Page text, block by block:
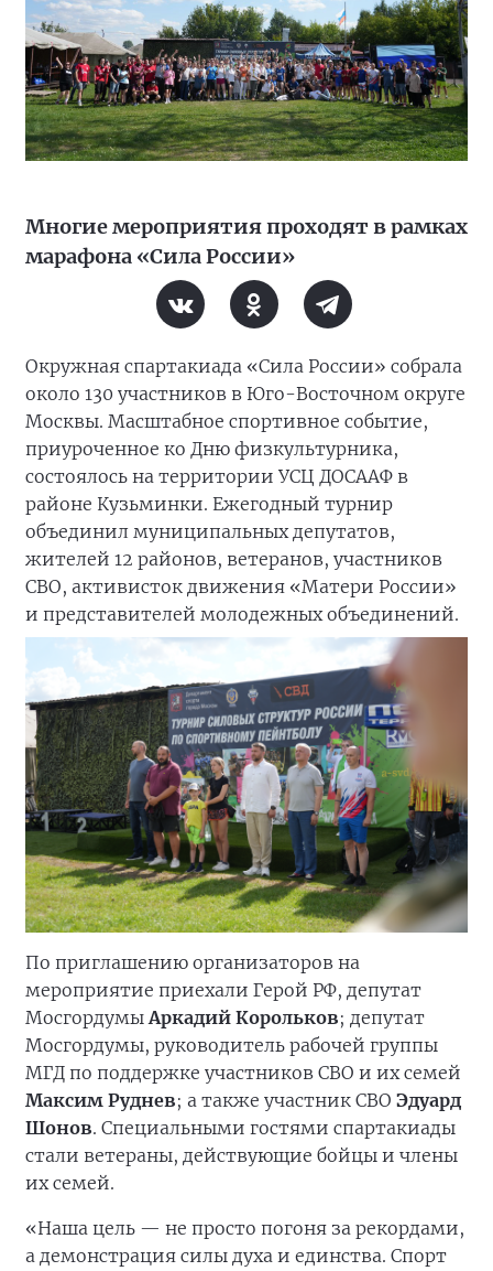
Многие мероприятия проходят в рамках
марафона «Сила России»
Окружная спартакиада «Сила России» собрала
около 130 участников в Юго-Восточном округе
Москвы. Масштабное спортивное событие,
приуроченное ко Дню физкультурника,
состоялось на территории УСЦ ДОСААФ в
районе Кузьминки. Ежегодный турнир
объединил муниципальных депутатов,
жителей 12 районов, ветеранов, участников
СВО, активисток движения «Матери России»
и представителей молодежных объединений.
По приглашению организаторов на
мероприятие приехали Герой РФ, депутат
МосгордумыАркадий Корольков; депутат
Мосгордумы, руководитель рабочей группы
МГД по поддержке участников СВО и их семей
Максим Руднев; а также участник СВО Эдуард
Шонов. Специальными гостями спартакиады
стали ветераны, действующие бойцы и члены
их семей.
«Наша цель — не просто погоня за рекордами,
а демонстрация силы духа и единства. Спорт